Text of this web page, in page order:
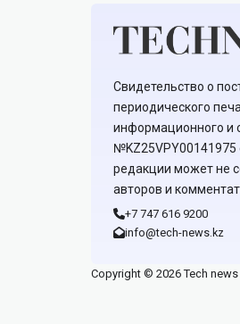
Свидетельство о
периодического
информационного и
№KZ25VPY00141975
редакции может не
авторов и
+7 747 616 9200
info@tech-news.kz
Copyright © 2026 Tech